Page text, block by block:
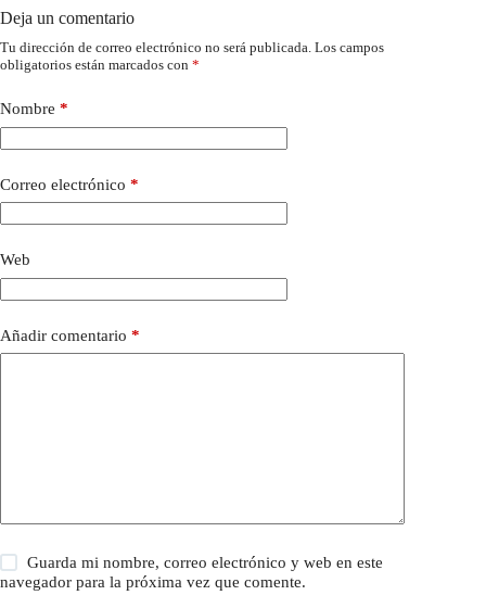
Deja un comentario
Tu dirección de correo electrónico no será publicada. Los campos
obligatorios están marcados con *
Nombre *
Correo electrónico *
Web
Añadir comentario *
Guarda mi nombre, correo electrónico y web en este
navegador para la próxima vez que comente.